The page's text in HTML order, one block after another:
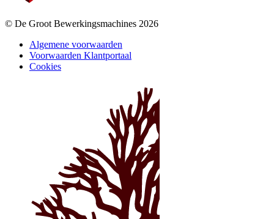
© De Groot Bewerkingsmachines 2026
Algemene voorwaarden
Voorwaarden Klantportaal
Cookies